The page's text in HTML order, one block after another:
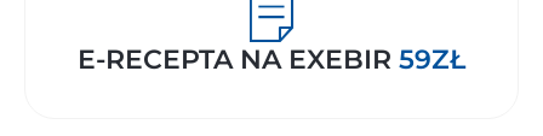
E-RECEPTA NA EXEBIR 59ZŁ